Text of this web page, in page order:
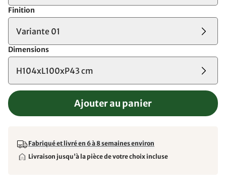
Finition
Variante 01
Dimensions
H104xL100xP43 cm
Ajouter au panier
Fabriqué et livré en 6 à 8 semaines environ
Livraison jusqu'à la pièce de votre choix incluse